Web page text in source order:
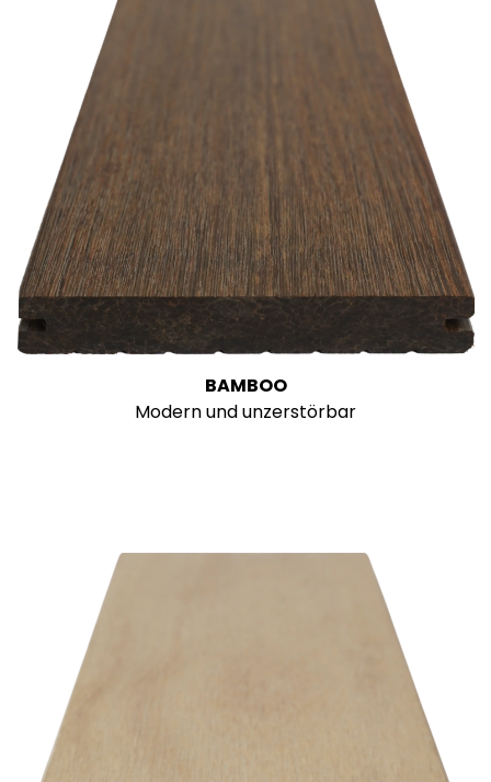
BAMBOO
Modern und unzerstörbar